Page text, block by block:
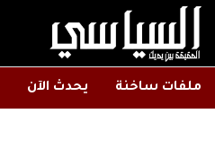
ملفات ساخنة يحدث الآن